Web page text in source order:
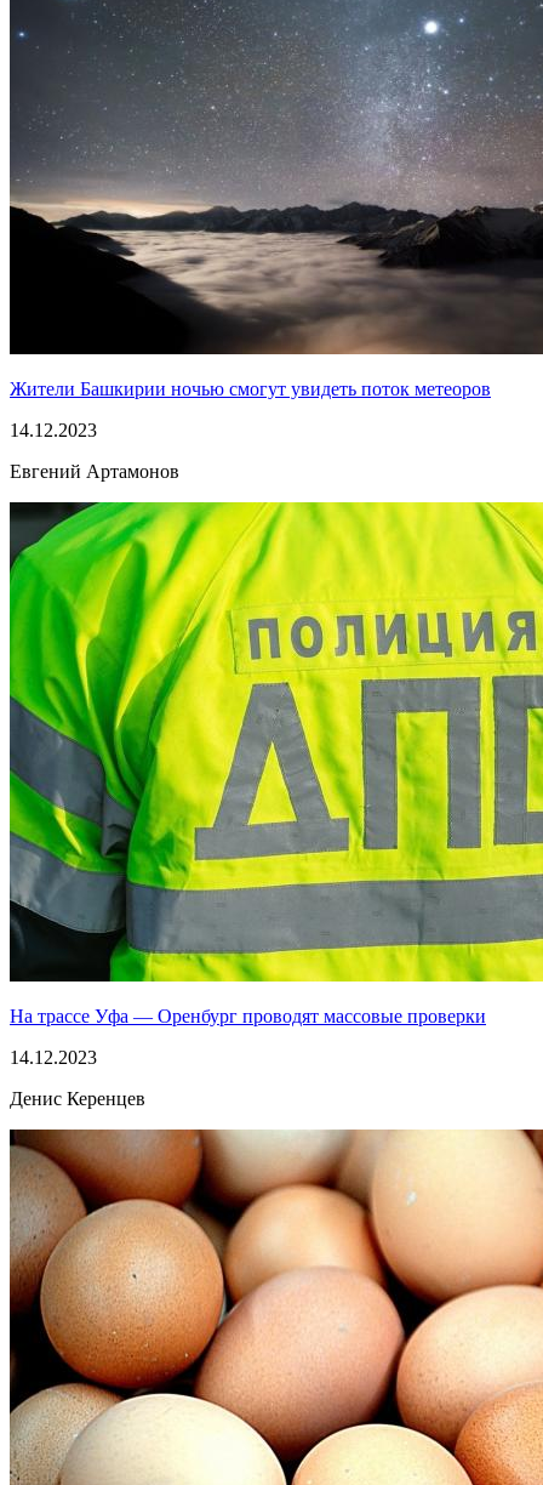
Жители Башкирии ночью смогут увидеть поток метеоров
14.12.2023
Евгений Артамонов
На трассе Уфа — Оренбург проводят массовые проверки
14.12.2023
Денис Керенцев